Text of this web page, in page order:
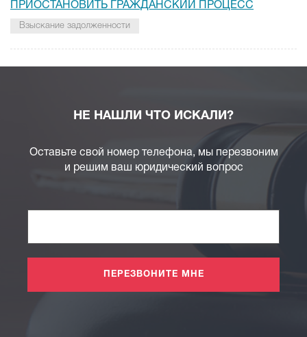
ПРИОСТАНОВИТЬ ГРАЖДАНСКИЙ ПРОЦЕСС
Взыскание задолженности
НЕ НАШЛИ ЧТО ИСКАЛИ?
Оставьте свой номер телефона, мы перезвоним
и решим ваш юридический вопрос
ПЕРЕЗВОНИТЕ МНЕ